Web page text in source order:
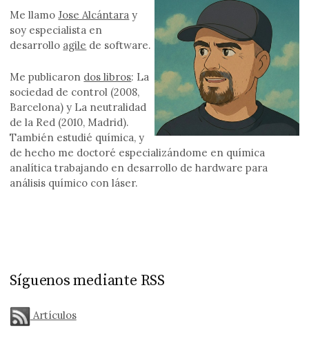
Me llamoJose Alcántara y
soy especialista en
desarrollo agile de software.
Me publicaron dos libros: La
sociedad de control (2008,
Barcelona) y La neutralidad
de la Red (2010, Madrid).
También estudié química, y
de hecho me doctoré especializándome en química
analítica trabajando en desarrollo de hardware para
análisis químico con láser.
Síguenos mediante RSS
Artículos